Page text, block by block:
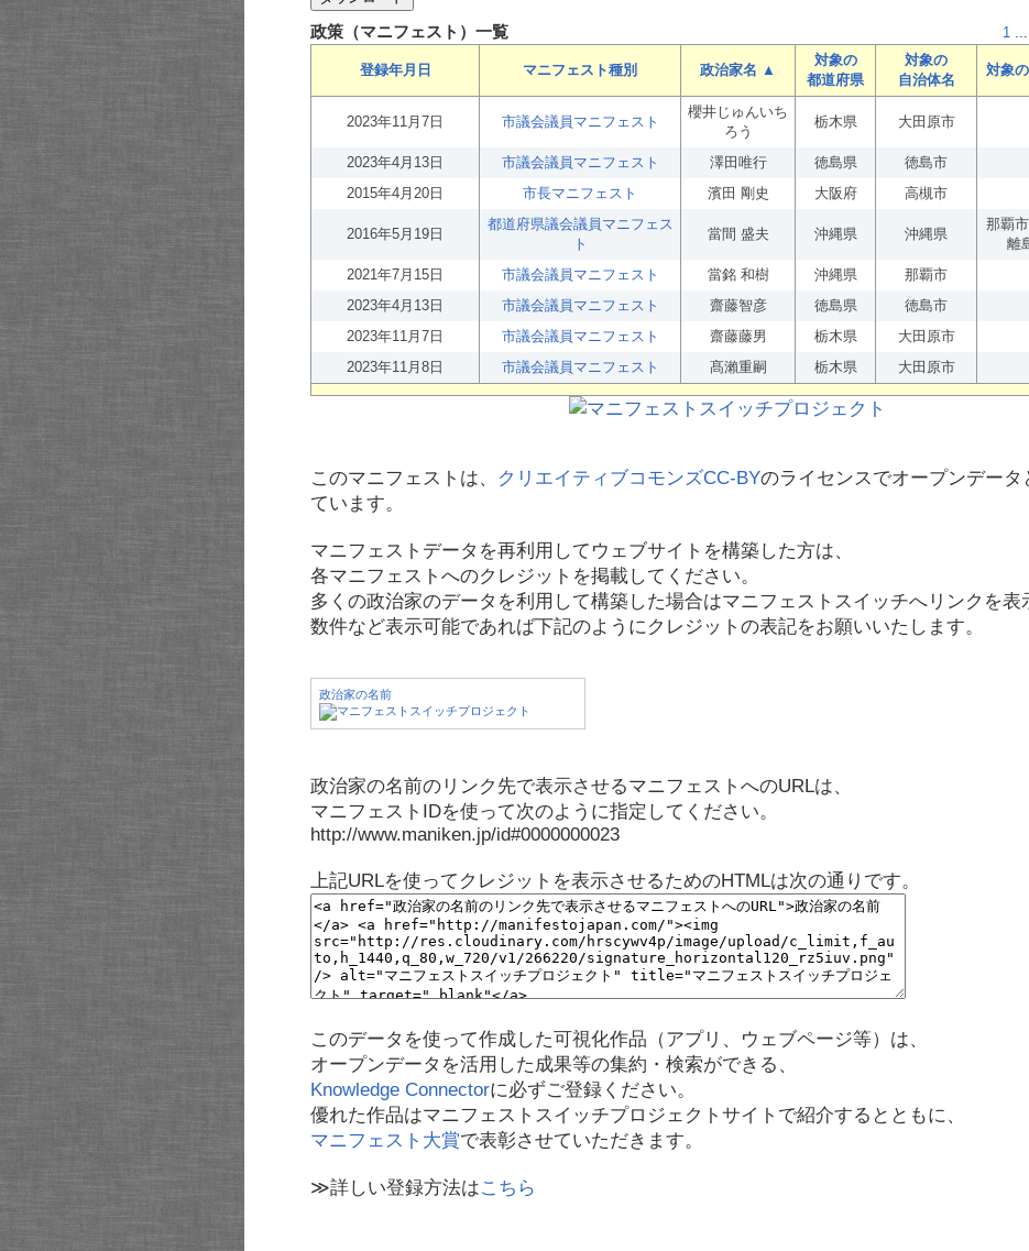
政策（マニフェスト）一覧 1 ...
登録年月日 マニフェスト種別 政治家名 ▲
対象の
都道府県
対象の
自治体名
対象
2023年11月7日 市議会議員マニフェスト
櫻井じゅんいち
ろう
栃木県 大田原市
2023年4月13日 市議会議員マニフェスト 澤田唯行 徳島県 徳島市
2015年4月20日
市長マニフェスト 濱田 剛史 大阪府 高槻市
2016年5月19日
都道府県議会議員マニフェス
ト
當間 盛夫 沖縄県 沖縄県
那覇
離
2021年7月15日 市議会議員マニフェスト 當銘 和樹 沖縄県 那覇市
2023年4月13日
市議会議員マニフェスト 齋藤智彦 徳島県 徳島市
2023年11月7日
市議会議員マニフェスト 齋藤藤男 栃木県 大田原市
2023年11月8日
市議会議員マニフェスト 髙瀨重嗣 栃木県 大田原市
このマニフェストは、 クリエイティブコモンズCC-BYのライセンスでオープンデータ
ています。
マニフェストデータを再利用してウェブサイトを構築した方は、
各マニフェストへのクレジットを掲載してください。
多くの政治家のデータを利用して構築した場合はマニフェストスイッチへリンクを表
数件など表示可能であれば下記のようにクレジットの表記をお願いいたします。
政治家の名前
政治家の名前のリンク先で表示させるマニフェストへのURLは、
マニフェストIDを使って次のように指定してください。
http://www.maniken.jp/id#0000000023
上記URLを使ってクレジットを表示させるためのHTMLは次の通りです。
このデータを使って作成した可視化作品（アプリ、ウェブページ等）は、
オープンデータを活用した成果等の集約・検索ができる、
Knowledge Connectorに必ずご登録ください。
優れた作品はマニフェストスイッチプロジェクトサイトで紹介するとともに、
マニフェスト大賞で表彰させていただきます。
≫詳しい登録方法はこちら